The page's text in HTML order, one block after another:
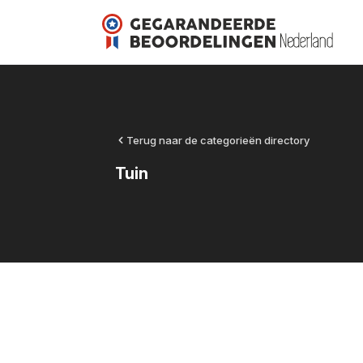
Terug naar de categorieën directory
Tuin